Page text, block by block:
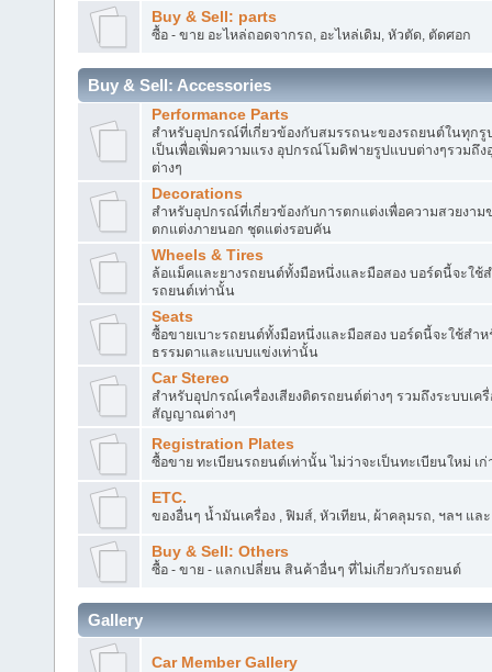
Buy & Sell: parts
ซื้อ - ขาย อะไหล่ถอดจากรถ, อะไหล่เดิม, หัวตัด, ตัดศอก
Buy & Sell: Accessories
Performance Parts
สำหรับอุปกรณ์ที่เกี่ยวข้องกับสมรรถนะของรถยนต์ในทุกรู
เป็นเพื่อเพิ่มความแรง อุปกรณ์โมดิฟายรูปแบบต่างๆรวมถึ
ต่างๆ
Decorations
สำหรับอุปกรณ์ที่เกี่ยวข้องกับการตกแต่งเพื่อความสวยงาม
ตกแต่งภายนอก ชุดแต่งรอบคัน
Wheels & Tires
ล้อแม็คและยางรถยนต์ทั้งมือหนึ่งและมือสอง บอร์ดนี้จะใช้
รถยนต์เท่านั้น
Seats
ซื้อขายเบาะรถยนต์ทั้งมือหนึ่งและมือสอง บอร์ดนี้จะใช้สำ
ธรรมดาและแบบแข่งเท่านั้น
Car Stereo
สำหรับอุปกรณ์เครื่องเสียงติดรถยนต์ต่างๆ รวมถึงระบบเครื่
สัญญาณต่างๆ
Registration Plates
ซื้อขาย ทะเบียนรถยนต์เท่านั้น ไม่ว่าจะเป็นทะเบียนใหม่ เ
ETC.
ของอื่นๆ น้ำมันเครื่อง , ฟิมส์, หัวเทียน, ผ้าคลุมรถ, ฯลฯ แล
Buy & Sell: Others
ซื้อ - ขาย - แลกเปลี่ยน สินค้าอื่นๆ ที่ไม่เกี่ยวกับรถยนต์
Gallery
Car Member Gallery